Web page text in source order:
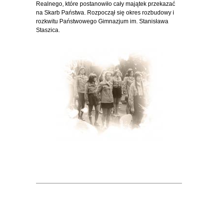
Realnego, które postanowiło cały majątek przekazać
na Skarb Państwa. Rozpoczął się okres rozbudowy i
rozkwitu Państwowego Gimnazjum im. Stanisława
Staszica.